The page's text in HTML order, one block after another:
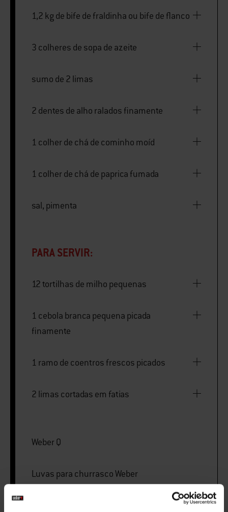
1,2 kg de bife de fraldinha ou bife de flanco
3 colheres de sopa de azeite
sumo de 2 limas
2 dentes de alho ralados finamente
1 colher de chá de cominho moíd
1 colher de chá de paprica fumada
sal, pimenta
PARA SERVIR:
12 tortilhas de milho pequenas
1 cebola branca pequena picada
finamente
1 ramo de coentros frescos picados
2 limas cortadas em fatias
Weber Q
Luvas para churrasco Weber